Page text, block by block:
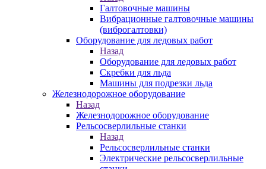
Галтовочные машины
Вибрационные галтовочные машины
(виброгалтовки)
Оборудование для ледовых работ
Назад
Оборудование для ледовых работ
Скребки для льда
Машины для подрезки льда
Железнодорожное оборудование
Назад
Железнодорожное оборудование
Рельсосверлильные станки
Назад
Рельсосверлильные станки
Электрические рельсосверлильные